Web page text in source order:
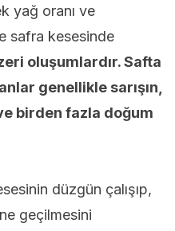
yağ oranı ve
safra kesesinde
oluşumlardır. Safta
genellikle sarışın,
birden fazla doğum
düzgün çalışıp,
geçilmesini